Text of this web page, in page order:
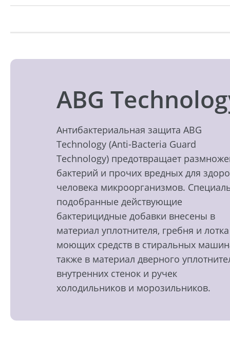
ABG
Антибактериальная защита ABG
Technology (Anti-Bacteria Guard
Technology) предотвращает
бактерий и прочих вредных для
человека микроорганизмов.
подобранные действующие
бактерицидные добавки внесены в
материал уплотнителя, гребня и
моющих средств в стиральных
также в материал дверного
внутренних стенок и ручек
холодильников и морозильников.